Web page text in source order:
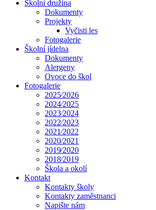
Školní družina
Dokumenty
Projekty
Vyčisti les
Fotogalerie
Školní jídelna
Dokumenty
Alergeny
Ovoce do škol
Fotogalerie
2025⁄2026
2024⁄2025
2023⁄2024
2022⁄2023
2021⁄2022
2020⁄2021
2019⁄2020
2018⁄2019
Škola a okolí
Kontakt
Kontakty školy
Kontakty zaměstnanci
Napište nám